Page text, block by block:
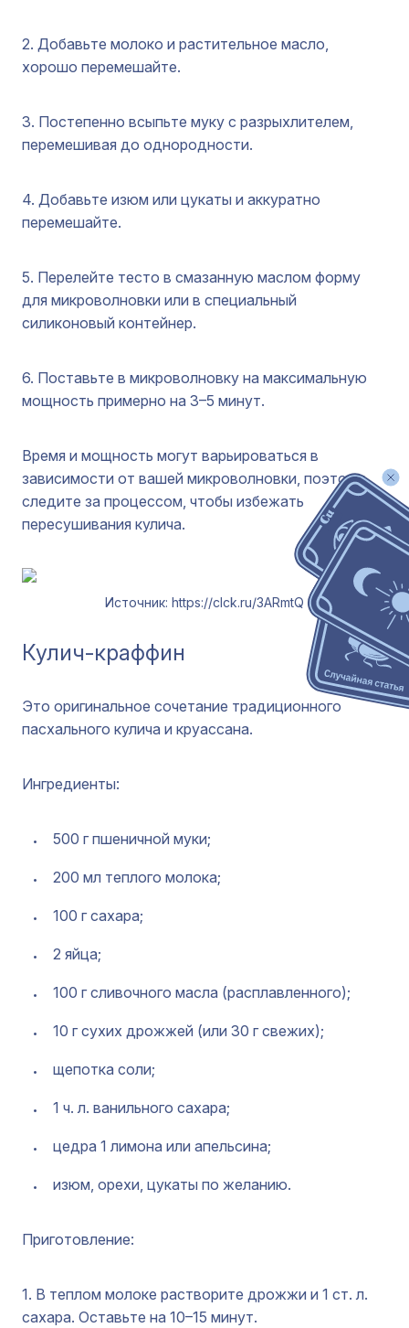
2. Добавьте молоко и растительное масло,
хорошо перемешайте.
3. Постепенно всыпьте муку с разрыхлителем,
перемешивая до однородности.
4. Добавьте изюм или цукаты и аккуратно
перемешайте.
5. Перелейте тесто в смазанную маслом форму
для микроволновки или в специальный
силиконовый контейнер.
6. Поставьте в микроволновку на максимальную
мощность примерно на 3–5 минут.
Время и мощность могут варьироваться в
зависимости от вашей микроволновки, поэтому
следите за процессом, чтобы избежать
пересушивания кулича.
Источник: https://clck.ru/3ARmtQ
Кулич-краффин
Это оригинальное сочетание традиционного
пасхального кулича и круассана.
Ингредиенты:
500 г пшеничной муки;
200 мл теплого молока;
100 г сахара;
2 яйца;
100 г сливочного масла (расплавленного);
10 г сухих дрожжей (или 30 г свежих);
щепотка соли;
1 ч. л. ванильного сахара;
цедра 1 лимона или апельсина;
изюм, орехи, цукаты по желанию.
Приготовление:
1. В теплом молоке растворите дрожжи и 1 ст. л.
сахара. Оставьте на 10–15 минут.